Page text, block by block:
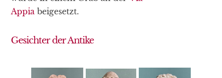
Appia beigesetzt.
Gesichter der Antike